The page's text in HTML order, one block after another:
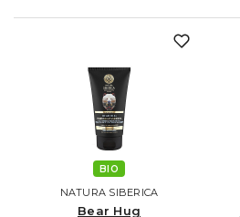
BIO
NATURA SIBERICA
Bear Hug